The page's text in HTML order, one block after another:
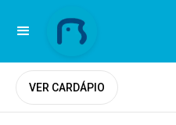
VER CARDÁPIO